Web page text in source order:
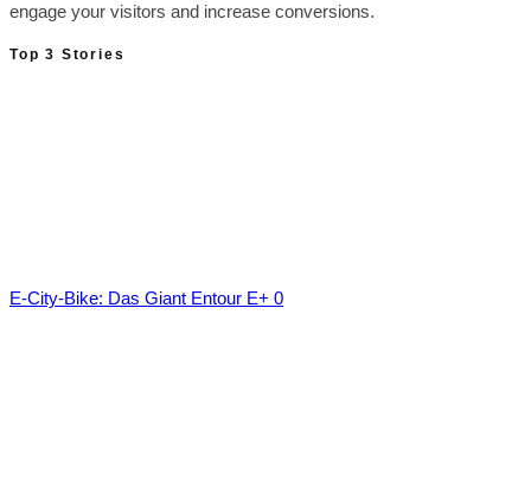
engage your visitors and increase conversions.
Top 3 Stories
E-City-Bike: Das Giant Entour E+ 0